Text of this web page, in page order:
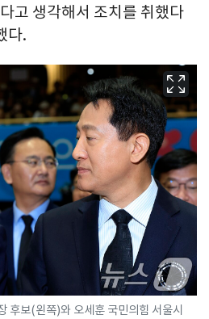
고 생각해서 조치를 취했다
다.
후보(왼쪽)와 오세훈 국민의힘 서울시